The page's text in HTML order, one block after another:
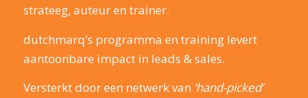
strateeg, auteur en trainer.
dutchmarq’s programma en training levert
aantoonbare impact in leads & sales.
Versterkt door een netwerk van ‘hand-picked’